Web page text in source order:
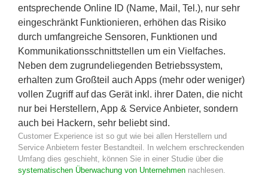
entsprechende Online ID (Name, Mail, Tel.), nur sehr
eingeschränkt Funktionieren, erhöhen das Risiko
durch umfangreiche Sensoren, Funktionen und
Kommunikationsschnittstellen um ein Vielfaches.
Neben dem zugrundeliegenden Betriebssystem,
erhalten zum Großteil auch Apps (mehr oder weniger)
vollen Zugriff auf das Gerät inkl. ihrer Daten, die nicht
nur bei Herstellern, App & Service Anbieter, sondern
auch bei Hackern, sehr beliebt sind.
Customer Experience ist so gut wie bei allen Herstellern und
Service Anbietern fester Bestandteil. In welchem erschreckenden
Umfang dies geschieht, können Sie in einer Studie über die
systematischen Überwachung von Unternehmen nachlesen.